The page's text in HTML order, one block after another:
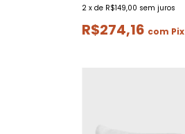
2 x de R$149,00 sem juros
R$274,16 com Pix